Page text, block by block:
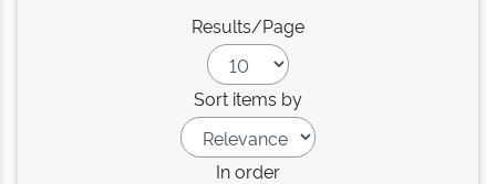
Results/Page
Sort items by
In order